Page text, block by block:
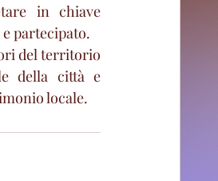
in chiave
partecipato.
del territorio
della città e
locale.